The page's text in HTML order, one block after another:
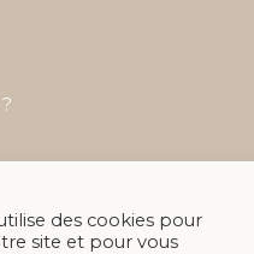
des cookies pour
site et pour vous